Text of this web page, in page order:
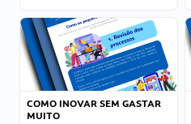
COMO INOVAR SEM GASTAR
MUITO